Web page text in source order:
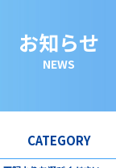
お知らせ
NEWS
CATEGORY